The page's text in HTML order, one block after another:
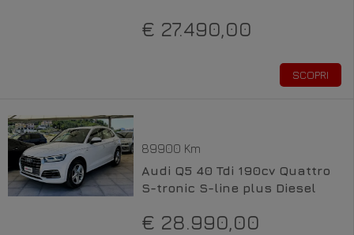
€ 27.490,00
SCOPRI
89900 Km
Audi Q5 40 Tdi 190cv Quattro
S-tronic S-line plus Diesel
€ 28.990,00